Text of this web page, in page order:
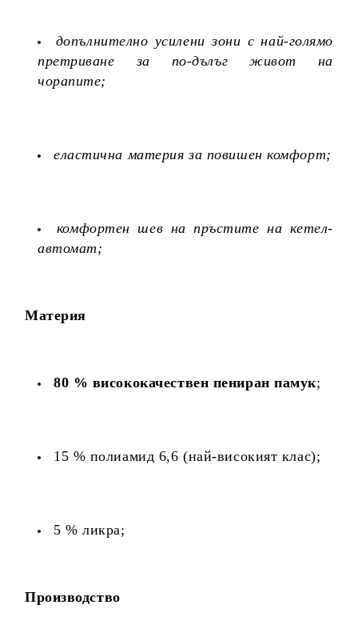
допълнително усилени зони с най-голямо
претриване за по-дълъг живот на
чорапите;
еластична материя за повишен комфорт;
комфортен шев на пръстите на кетел-
автомат;
Материя
80 % висококачествен пениран памук;
15 % полиамид 6,6 (най-високият клас);
5 % ликра;
Производство